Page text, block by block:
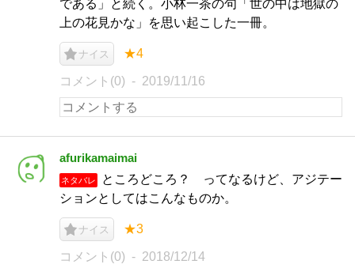
である」と続く。小林一茶の句「世の中は地獄の
上の花見かな」を思い起こした一冊。
ナイス ★4
コメント(0) 2019/11/16
afurikamaimai
ネタバレ
ところどころ？ ってなるけど、アジテー
ションとしてはこんなものか。
ナイス ★3
コメント(0) 2018/12/14